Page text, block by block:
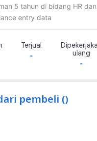
5 tahun di bidang HR
entry data
Terjual
-
ulang
-
pembeli ()